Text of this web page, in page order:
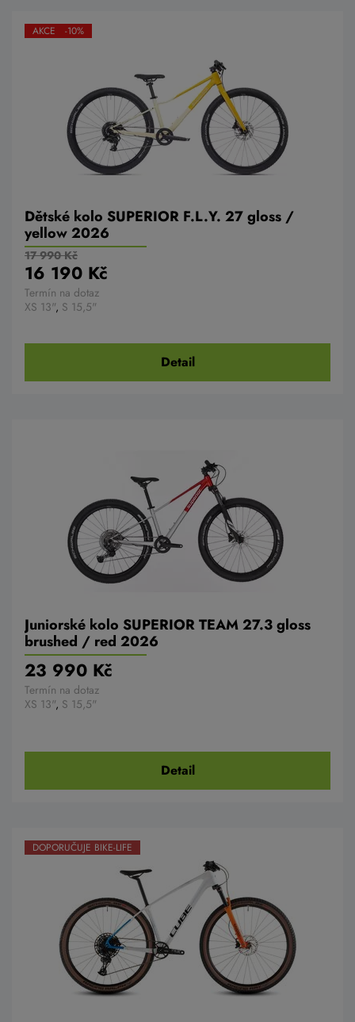
Dětské kolo SUPERIOR F.L.Y. 27 gloss /
yellow 2026
AKCE -10%
17 990 Kč
16 190 Kč
Termín na dotaz
XS 13", S 15,5"
Detail
Juniorské kolo SUPERIOR TEAM 27.3 gloss
brushed / red 2026
23 990 Kč
Termín na dotaz
XS 13", S 15,5"
Detail
DOPORUČUJE BIKE-LIFE